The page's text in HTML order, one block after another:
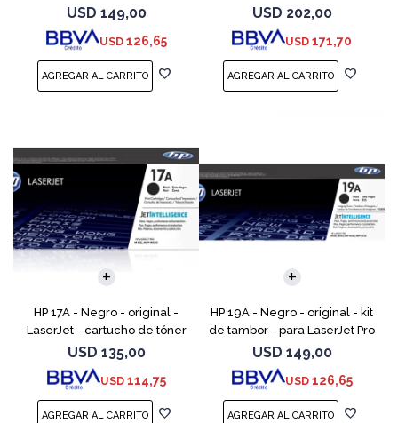
(CF400A) - para Color
LaserJet Pro M252dn,
M252dw, M252n, MFP M277c6,
USD 149,00
USD 126,65
(CF230X) - para LaserJet Pro
M203d, M203dn, M203dw, MFP
M227fdn, MFP M2
USD 202,00
USD 171,70
HP 17A - Negro - original -
LaserJet - cartucho de tóner
(CF217A) - para LaserJet Pro
M102a, M102w, MFP M130a,
MFP M130fn, MFP M
USD 135,00
USD 114,75
HP 19A - Negro - original - kit
de tambor - para LaserJet Pro
M102, M104, MFP M130, MFP
M132
USD 149,00
USD 126,65